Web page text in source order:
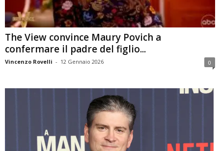
The View convince Maury Povich a
confermare il padre del figlio...
Vincenzo Rovelli - 12 Gennaio 2026 0